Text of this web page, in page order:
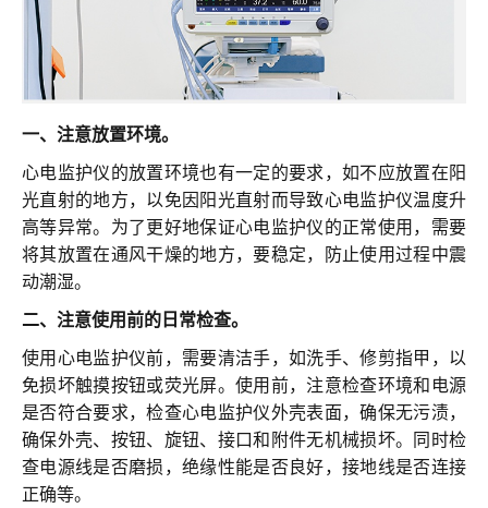
一、注意放置环境。
心电监护仪的放置环境也有一定的要求，如不应放置在阳
光直射的地方，以免因阳光直射而导致心电监护仪温度升
高等异常。为了更好地保证心电监护仪的正常使用，需要
将其放置在通风干燥的地方，要稳定，防止使用过程中震
动潮湿。
二、注意使用前的日常检查。
使用心电监护仪前，需要清洁手，如洗手、修剪指甲，以
免损坏触摸按钮或荧光屏。使用前，注意检查环境和电源
是否符合要求，检查心电监护仪外壳表面，确保无污渍，
确保外壳、按钮、旋钮、接口和附件无机械损坏。同时检
查电源线是否磨损，绝缘性能是否良好，接地线是否连接
正确等。